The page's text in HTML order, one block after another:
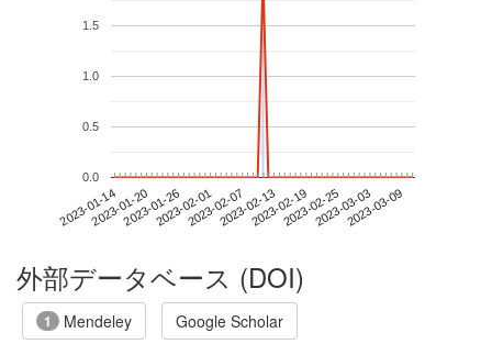
2023-01-142023-01-202023-01-262023-02-012023-02-072023-02-132023-02-192023-02-252023-03-032023-03-09
0.0
0.5
1.0
1.5
外部データベース (DOI)
1 Mendeley Google Scholar